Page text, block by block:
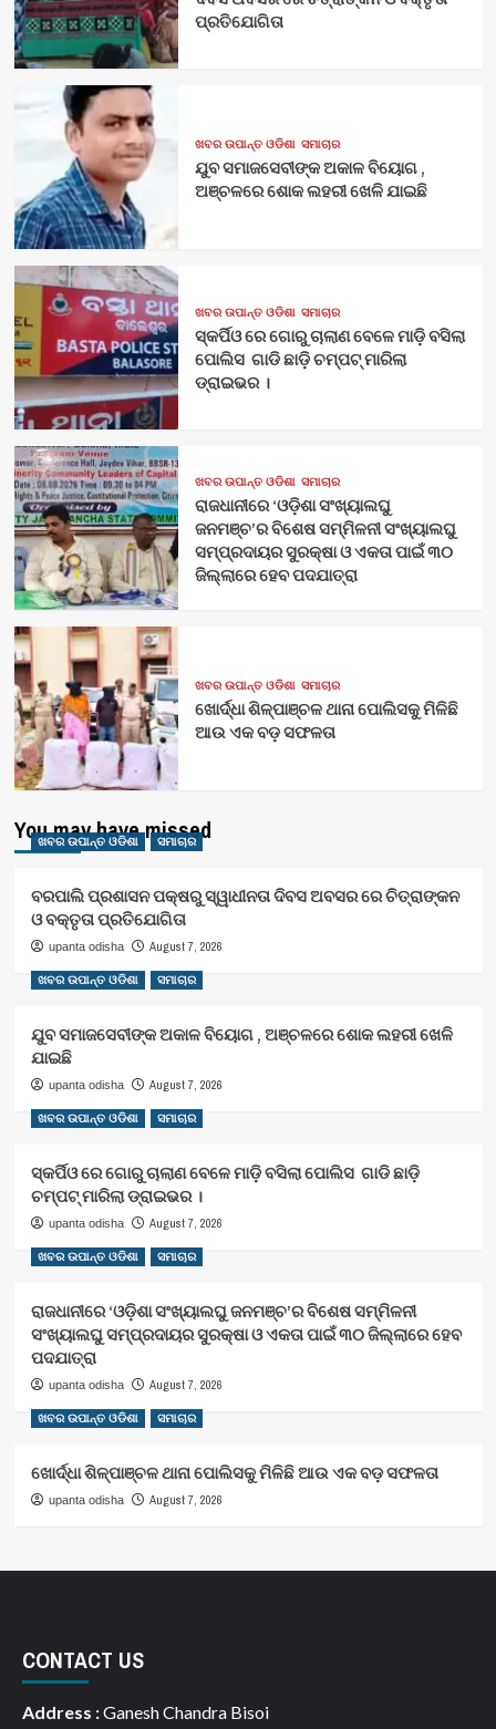
ପ୍ରତିଯୋଗିତା
ଖବର ଉପାନ୍ତ ଓଡିଶା ସମାଚାର
ଯୁବ ସମାଜସେବୀଙ୍କ ଅକାଳ ବିୟୋଗ ,
ଅଞ୍ଚଳରେ ଶୋକ ଲହରୀ ଖେଳି ଯାଇଛି
ଖବର ଉପାନ୍ତ ଓଡିଶା ସମାଚାର
ସ୍କର୍ପିଓ ରେ ଗୋରୁ ଚାଲାଣ ବେଳେ ମାଡ଼ି ବସିଲା
ପୋଲିସ ଗାଡି ଛାଡ଼ି ଚମ୍ପଟ୍ ମାରିଲା
ଡ୍ରାଇଭର ।
ଖବର ଉପାନ୍ତ ଓଡିଶା ସମାଚାର
ରାଜଧାନୀରେ ‘ଓଡ଼ିଶା ସଂଖ୍ୟାଲଘୁ
ଜନମଞ୍ଚ’ର ବିଶେଷ ସମ୍ମିଳନୀ ସଂଖ୍ୟାଲଘୁ
ସମ୍ପ୍ରଦାୟର ସୁରକ୍ଷା ଓ ଏକତା ପାଇଁ ୩୦
ଜିଲ୍ଲାରେ ହେବ ପଦଯାତ୍ରା
ଖବର ଉପାନ୍ତ ଓଡିଶା ସମାଚାର
ଖୋର୍ଦ୍ଧା ଶିଳ୍ପାଞ୍ଚଳ ଥାନା ପୋଲିସକୁ ମିଳିଛି
ଆଉ ଏକ ବଡ଼ ସଫଳତା
You may have missed
ଖବର ଉପାନ୍ତ ଓଡିଶା ସମାଚାର
ବରପାଲି ପ୍ରଶାସନ ପକ୍ଷରୁ ସ୍ୱାଧୀନତା ଦିବସ ଅବସର ରେ ଚିତ୍ରାଙ୍କନ
ଓ ବକ୍ତୃତା ପ୍ରତିଯୋଗିତା
upanta odisha August 7, 2026
ଖବର ଉପାନ୍ତ ଓଡିଶା ସମାଚାର
ଯୁବ ସମାଜସେବୀଙ୍କ ଅକାଳ ବିୟୋଗ , ଅଞ୍ଚଳରେ ଶୋକ ଲହରୀ ଖେଳି
ଯାଇଛି
upanta odisha August 7, 2026
ଖବର ଉପାନ୍ତ ଓଡିଶା ସମାଚାର
ସ୍କର୍ପିଓ ରେ ଗୋରୁ ଚାଲାଣ ବେଳେ ମାଡ଼ି ବସିଲା ପୋଲିସ ଗାଡି ଛାଡ଼ି
ଚମ୍ପଟ୍ ମାରିଲା ଡ୍ରାଇଭର ।
upanta odisha August 7, 2026
ଖବର ଉପାନ୍ତ ଓଡିଶା ସମାଚାର
ରାଜଧାନୀରେ ‘ଓଡ଼ିଶା ସଂଖ୍ୟାଲଘୁ ଜନମଞ୍ଚ’ର ବିଶେଷ ସମ୍ମିଳନୀ
ସଂଖ୍ୟାଲଘୁ ସମ୍ପ୍ରଦାୟର ସୁରକ୍ଷା ଓ ଏକତା ପାଇଁ ୩୦ ଜିଲ୍ଲାରେ ହେବ
ପଦଯାତ୍ରା
upanta odisha August 7, 2026
ଖବର ଉପାନ୍ତ ଓଡିଶା ସମାଚାର
ଖୋର୍ଦ୍ଧା ଶିଳ୍ପାଞ୍ଚଳ ଥାନା ପୋଲିସକୁ ମିଳିଛି ଆଉ ଏକ ବଡ଼ ସଫଳତା
upanta odisha August 7, 2026
CONTACT US
Address :Ganesh Chandra Bisoi